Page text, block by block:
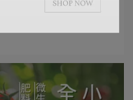
類作物中最常見、也最